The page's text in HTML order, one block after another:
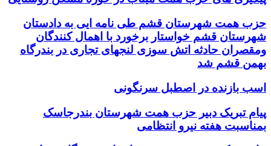
حزب همت شهرستان قشم طی نامه ایی به دادستان
شهرستان قشم خواستار برخورد با اهمال کنندگان
ومقصران حادثه اتش سوزی لنجهای تجاری در بندرگاه
بهمن قشم شد
اسب بازنده در اصطبل سرنگونی
پیام تبریک دبیر حزب همت شهرستان بندرجاسک
بمناسبت هفته نیرو انتظامی